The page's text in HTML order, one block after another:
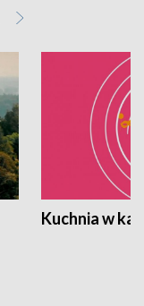
Kuchnia w